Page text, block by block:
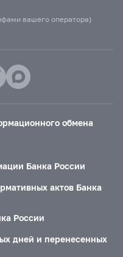
вашего оператора)
обмена
Банка России
актов Банка
России
дней и перенесенных